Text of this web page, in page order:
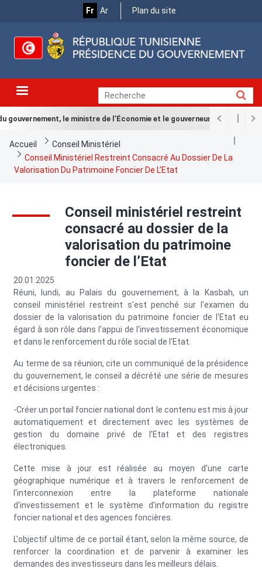
principal
Fr Ar
Menu
Plan du site
le ministre de l’Économie et le gouverneur de la BCT le
Fil
d'Ariane
Accueil
Conseil Ministériel
Conseil Ministériel Restreint Consacré Au Dossier De La
Valorisation Du Patrimoine Foncier De L’Etat
Conseil ministériel restreint
consacré au dossier de la
valorisation du patrimoine
foncier de l’Etat
20.01.2025
Réuni, lundi, au Palais du gouvernement, à la Kasbah, un
conseil ministériel restreint s'est penché sur l'examen du
dossier de la valorisation du patrimoine foncier de l'Etat eu
égard à son rôle dans l'appui de l'investissement économique
et dans le renforcement du rôle social de l'Etat.
Au terme de sa réunion, cite un communiqué de la présidence
du gouvernement, le conseil a décrété une série de mesures
et décisions urgentes :
-Créer un portail foncier national dont le contenu est mis à jour
automatiquement et directement avec les systèmes de
gestion du domaine privé de l'Etat et des registres
électroniques.
Cette mise à jour est réalisée au moyen d'une carte
géographique numérique et à travers le renforcement de
l'interconnexion entre la plateforme nationale
d'investissement et le système d'information du registre
foncier national et des agences foncières.
L'objectif ultime de ce portail étant, selon la même source, de
renforcer la coordination et de parvenir à examiner les
demandes des investisseurs dans les meilleurs délais.